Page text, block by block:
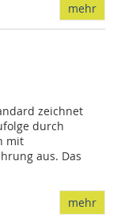
mehr
zeichnet
durch
mit
aus. Das
mehr